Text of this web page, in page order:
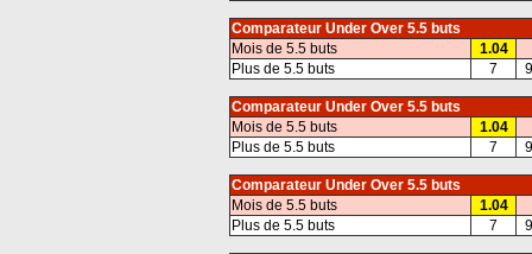
Comparateur Under Over 5.5 buts
Mois de 5.5 buts
1.04
Plus de 5.5 buts
7
Comparateur Under Over 5.5 buts
Mois de 5.5 buts
1.04
Plus de 5.5 buts
7
Comparateur Under Over 5.5 buts
Mois de 5.5 buts
1.04
Plus de 5.5 buts
7